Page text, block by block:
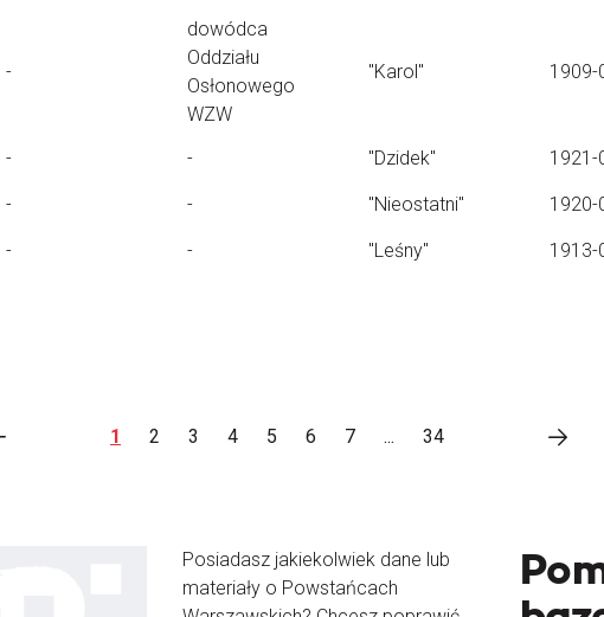
-
dowódca
Oddziału
Osłonowego
WZW
"Karol" 1909-
- - "Dzidek" 1921-
- - "Nieostatni" 1920-
- - "Leśny" 1913-
1 2 3 4 5 6 7 ... 34
Posiadasz jakiekolwiek dane lub
materiały o Powstańcach